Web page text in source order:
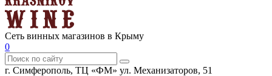
Сеть винных магазинов в Крыму
0
г. Симферополь, ТЦ «ФМ» ул. Механизаторов, 51